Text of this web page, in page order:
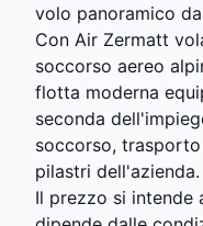
volo panoramico
Con Air Zermatt
soccorso aereo
flotta moderna
seconda
soccorso,
pilastri dell'azienda.
Il prezzo si intende